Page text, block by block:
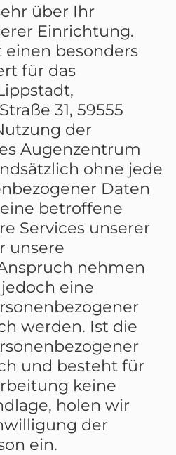
über Ihr
Einrichtung.
einen besonders
für das
31, 59555
der
Augenzentrum
ohne jede
Daten
eine betroffene
Services unserer
unsere
nehmen
eine
werden. Ist die
und besteht für
keine
holen wir
der
ein.